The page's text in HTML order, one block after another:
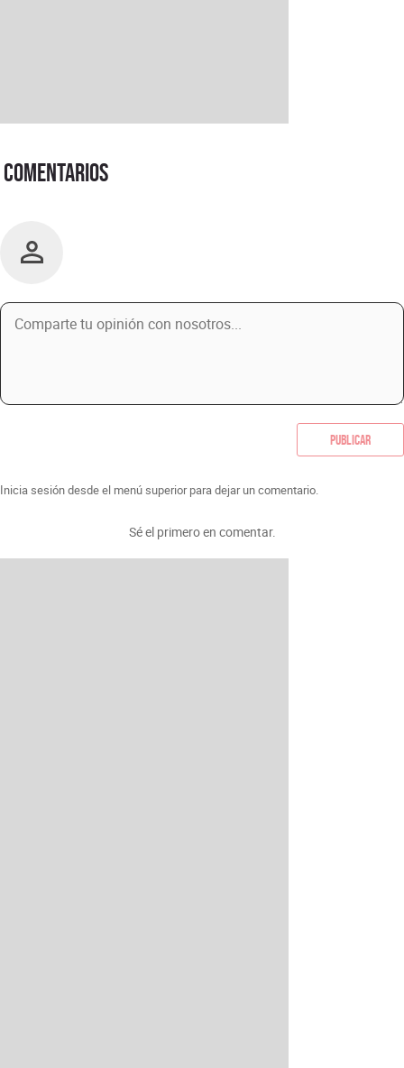
Comentarios
Publicar
Inicia sesión desde el menú superior para dejar un comentario.
Sé el primero en comentar.